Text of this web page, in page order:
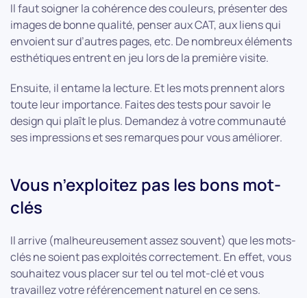
Il faut soigner la cohérence des couleurs, présenter des
images de bonne qualité, penser aux CAT, aux liens qui
envoient sur d’autres pages, etc. De nombreux éléments
esthétiques entrent en jeu lors de la première visite.
Ensuite, il entame la lecture. Et les mots prennent alors
toute leur importance. Faites des tests pour savoir le
design qui plaît le plus. Demandez à votre communauté
ses impressions et ses remarques pour vous améliorer.
Vous n’exploitez pas les bons mot-
clés
Il arrive (malheureusement assez souvent) que les mots-
clés ne soient pas exploités correctement. En effet, vous
souhaitez vous placer sur tel ou tel mot-clé et vous
travaillez votre référencement naturel en ce sens.